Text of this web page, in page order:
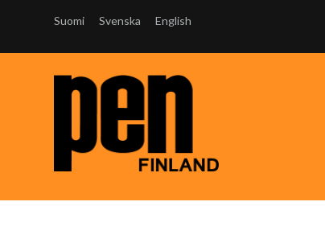
Suomi Svenska English